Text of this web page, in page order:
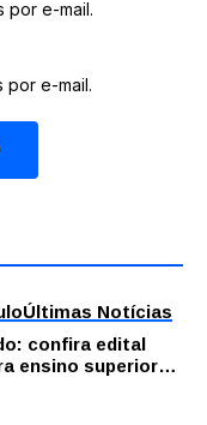
por e-mail.
por e-mail.
Últimas Notícias
confira edital
ensino superior